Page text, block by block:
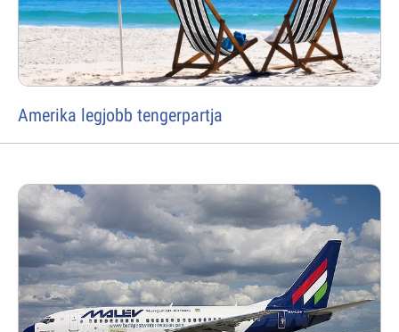
Amerika legjobb tengerpartja